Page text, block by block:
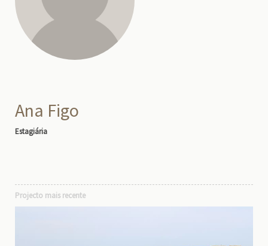
Ana Figo
Estagiária
Projecto mais recente